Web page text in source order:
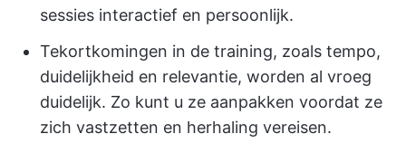
sessies interactief en persoonlijk.
Tekortkomingen in de training, zoals tempo,
duidelijkheid en relevantie, worden al vroeg
duidelijk. Zo kunt u ze aanpakken voordat ze
zich vastzetten en herhaling vereisen.